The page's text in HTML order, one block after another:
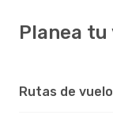
Planea tu
Rutas de